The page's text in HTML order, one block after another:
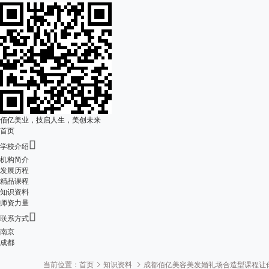
佰亿美业，技启人生，美创未来
首页
学校介绍
机构简介
发展历程
精品课程
知识资料
师资力量
联系方式
南京
成都
当前位置： 首页 知识资料 成都佰亿美容美发婚礼场合造型课程让